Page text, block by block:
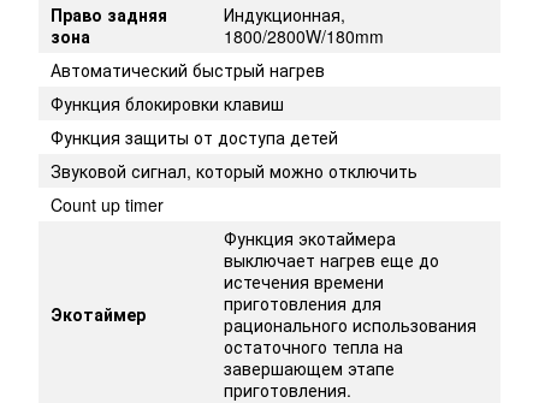
Право задняя
зона
Индукционная,
1800/2800W/180mm
Автоматический быстрый нагрев
Функция блокировки клавиш
Функция защиты от доступа детей
Звуковой сигнал, который можно отключить
Count up timer
Экотаймер
Функция экотаймера
выключает нагрев еще до
истечения времени
приготовления для
рационального использования
остаточного тепла на
завершающем этапе
приготовления.